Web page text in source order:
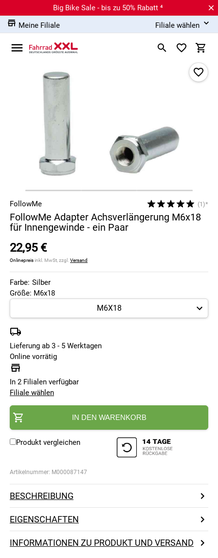
Big Bike Sale - bis zu 50% Rabatt ⁴
Meine Filiale
Filiale wählen
FollowMe (1)*
FollowMe Adapter Achsverlängerung M6x18
für Innengewinde - ein Paar
22,95 €
Onlinepreisinkl. MwSt, zzgl. Versand
Farbe: Silber
Größe: M6x18
Lieferung ab 3 - 5 Werktagen
Online vorrätig
In 2 Filialen verfügbar
Filiale wählen
IN DEN WARENKORB
Produkt vergleichen
Artikelnummer: M000087147
BESCHREIBUNG
EIGENSCHAFTEN
INFORMATIONEN ZU PRODUKT UND VERSAND